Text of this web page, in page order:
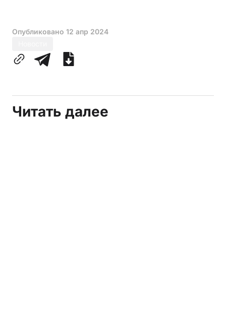
Опубликовано 12 апр 2024
Читать далее